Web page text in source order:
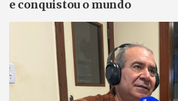
e conquistou o mundo